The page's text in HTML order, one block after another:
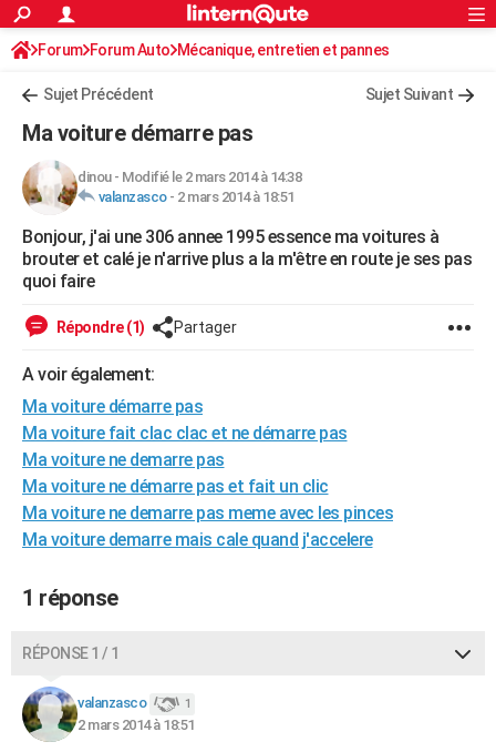
ACTUALITÉS
Politique
Société
Faits Divers
Education
Monde
Villes
+
FINANCE
Retraite
Impôts
Epargne
Immobilier
Risques naturels par ville
Banque
Assurance
Crédit
AUTO
Essais
Réserver un essai
Citadines
Berlines
SUV
Forum auto
+HIGH-TECH
Mobiles
Meilleur smartphone
Internet
Ordinateurs
Jeux vidéo
Guide high-tech
+
Forum
Aménagement intérieur
Extérieur
Cuisine
Salle de bains
Jardinage
Rangement
WEEK-END
Guides de France
Escapades
Patrimoine
Expositions
Musées
Week-end nature
+LIFESTYLE
Art de vivre
Bien-être
Loisirs
Mode
Modes de vie
SANTE
Alimentation
Guide de la santé
Maladies
Médicaments
Sommeil
VOYAGE
Destinations
City break
Voyage nature
Voyage de noces
Forum
Climat
+PHOTO
BONS PLANS
CARTE DE VOEUX
Carte de Noël
Carte Bonne année
Carte Saint-Valentin
Carte Pâques
Carte d'anniversaire
DICTIONNAIRE
Dictionnaire
Biographies
Citations
Expressions
Proverbes
Rechercher
S'inscrire
Connexion
Forum Forum Auto Mécanique, entretien et pannes
Sujet Précédent Sujet Suivant
Ma voiture démarre pas
dinou- Modifié le 2 mars 2014 à 14:38
valanzasco- 2 mars 2014 à 18:51
Bonjour, j'ai une 306 annee 1995 essence ma voitures à
brouter et calé je n'arrive plus a la m'être en route je ses pas
quoi faire
Répondre (1) Partager
A voir également:
Ma voiture démarre pas
Ma voiture fait clac clac et ne démarre pas
Ma voiture ne demarre pas
Ma voiture ne démarre pas et fait un clic
Ma voiture ne demarre pas meme avec les pinces
Ma voiture demarre mais cale quand j'accelere
1 réponse
RÉPONSE 1 / 1
valanzasco 1
2 mars 2014 à 18:51